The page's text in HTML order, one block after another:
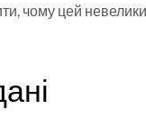
чому цей